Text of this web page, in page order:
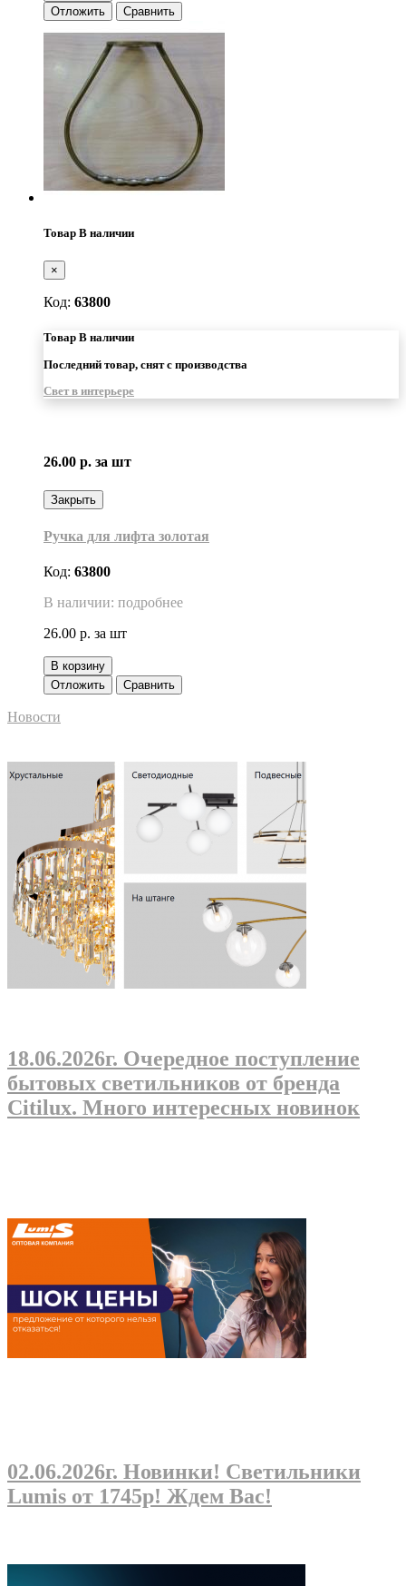
Отложить
Сравнить
Товар В наличии
×
Код: 63800
Товар В наличии
Последний товар, снят с производства
Свет в интерьере
26.00 р. за шт
Закрыть
Ручка для лифта золотая
Код: 63800
В наличии: подробнее
26.00 р. за шт
В корзину
Отложить
Сравнить
Новости
18.06.2026г. Очередное поступление
бытовых светильников от бренда
Citilux. Много интересных новинок
02.06.2026г. Новинки! Светильники
Lumis от 1745р! Ждем Вас!